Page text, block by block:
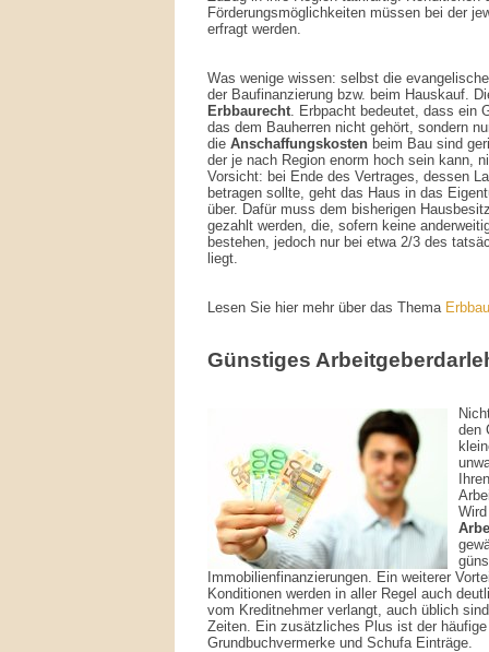
Förderungsmöglichkeiten müssen bei der
erfragt werden.
Was wenige wissen: selbst die
der Baufinanzierung bzw. beim Hauskauf.
Erbbaurecht. Erbpacht bedeutet, dass ein
das dem Bauherren nicht gehört, sondern
die Anschaffungskosten beim Bau sind
der je nach Region enorm hoch sein kann,
Vorsicht: bei Ende des Vertrages, dessen
betragen sollte, geht das Haus in das
über. Dafür muss dem bisherigen
gezahlt werden, die, sofern keine
bestehen, jedoch nur bei etwa 2/3 des
liegt.
Lesen Sie hier mehr über das Thema
Günstiges
den
Immobilienfinanzierungen. Ein weiterer
Konditionen werden in aller Regel auch
vom Kreditnehmer verlangt, auch üblich
Zeiten. Ein zusätzliches Plus ist der
Grundbuchvermerke und Schufa Einträge.